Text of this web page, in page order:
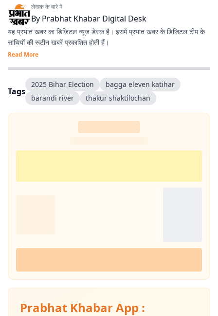
लेखक के बारे में
By Prabhat Khabar Digital Desk
यह प्रभात खबर का डिजिटल न्यूज डेस्क है। इसमें प्रभात खबर के डिजिटल टीम के
साथियों की रूटीन खबरें प्रकाशित होती हैं।
Read More
Tags
2025 Bihar Election
bagga eleven katihar
barandi river
thakur shaktilochan
Prabhat Khabar App :